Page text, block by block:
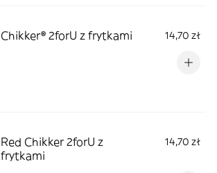
Chikker® 2forU z frytkami 14,70 zł
Red Chikker 2forU z
frytkami
14,70 zł